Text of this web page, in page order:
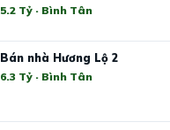
5.2 Tỷ · Bình Tân
Bán nhà Hương Lộ 2
6.3 Tỷ · Bình Tân